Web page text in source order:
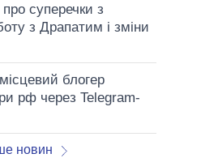
cуперечки з
з Драпатим і зміни
блогер
рф через Telegram-
новин